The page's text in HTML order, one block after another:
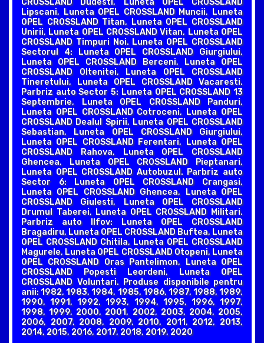
CROSSLAND Dudesti, Luneta OPEL CROSSLAND
Lipscani, Luneta OPEL CROSSLAND Muncii, Luneta
OPEL CROSSLAND Titan, Luneta OPEL CROSSLAND
Unirii, Luneta OPEL CROSSLAND Vitan, Luneta OPEL
CROSSLAND Timpuri Noi. Luneta OPEL CROSSLAND
Sectorul 4: Luneta OPEL CROSSLAND Giurgiului,
Luneta OPEL CROSSLAND Berceni, Luneta OPEL
CROSSLAND Oltenitei, Luneta OPEL CROSSLAND
Tineretului, Luneta OPEL CROSSLAND Vacaresti.
Parbriz auto Sector 5: Luneta OPEL CROSSLAND 13
Septembrie, Luneta OPEL CROSSLAND Panduri,
Luneta OPEL CROSSLAND Cotroceni, Luneta OPEL
CROSSLAND Dealul Spirii, Luneta OPEL CROSSLAND
Sebastian, Luneta OPEL CROSSLAND Giurgiului,
Luneta OPEL CROSSLAND Ferentari, Luneta OPEL
CROSSLAND Rahova, Luneta OPEL CROSSLAND
Ghencea, Luneta OPEL CROSSLAND Pieptanari,
Luneta OPEL CROSSLAND Autobuzul. Parbriz auto
Sector 6: Luneta OPEL CROSSLAND Crangasi,
Luneta OPEL CROSSLAND Ghencea, Luneta OPEL
CROSSLAND Giulesti, Luneta OPEL CROSSLAND
Drumul Taberei, Luneta OPEL CROSSLAND Militari.
Parbriz auto Ilfov: Luneta OPEL CROSSLAND
Bragadiru, Luneta OPEL CROSSLAND Buftea, Luneta
OPEL CROSSLAND Chitila, Luneta OPEL CROSSLAND
Magurele, Luneta OPEL CROSSLAND Otopeni, Luneta
OPEL CROSSLAND Oras Pantelimon, Luneta OPEL
CROSSLAND Popesti Leordeni, Luneta OPEL
CROSSLAND Voluntari. Produse disponibile pentru
anii: 1982, 1983, 1984, 1985, 1986, 1987, 1988, 1989,
1990, 1991, 1992, 1993, 1994, 1995, 1996, 1997,
1998, 1999, 2000, 2001, 2002, 2003, 2004, 2005,
2006, 2007, 2008, 2009, 2010, 2011, 2012, 2013,
2014, 2015, 2016, 2017, 2018, 2019, 2020